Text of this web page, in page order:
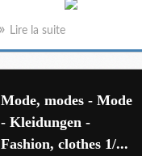
Lire la suite
Mode, modes - Mode
- Kleidungen -
Fashion, clothes 1/...